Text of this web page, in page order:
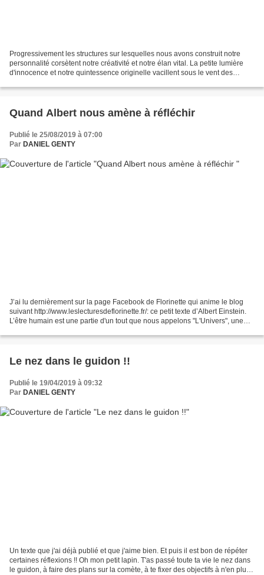
Progressivement les structures sur lesquelles nous avons construit notre
personnalité corsètent notre créativité et notre élan vital. La petite lumière
d'innocence et notre quintessence originelle vacillent sous le vent des
Quand Albert nous amène à réfléchir
Publié le 25/08/2019 à 07:00
Par DANIEL GENTY
J’ai lu dernièrement sur la page Facebook de Florinette qui anime le blog
suivant http://www.leslecturesdeflorinette.fr/: ce petit texte d’Albert Einstein.
L’être humain est une partie d'un tout que nous appelons "L'Univers", une
Le nez dans le guidon !!
Publié le 19/04/2019 à 09:32
Par DANIEL GENTY
Un texte que j'ai déjà publié et que j'aime bien. Et puis il est bon de répéter
certaines réflexions !! Oh mon petit lapin. T'as passé toute ta vie le nez dans
le guidon, à faire des plans sur la comète, à te fixer des objectifs à n'en plus